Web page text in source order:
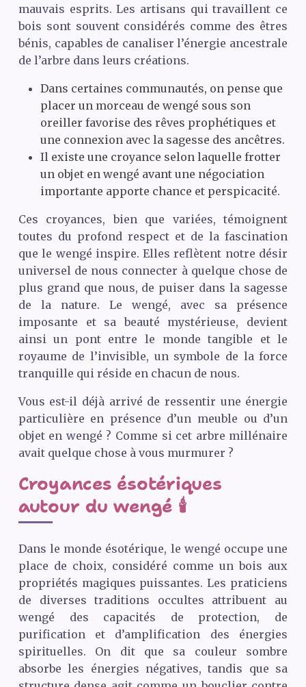
mauvais esprits. Les artisans qui travaillent ce
bois sont souvent considérés comme des êtres
bénis, capables de canaliser l’énergie ancestrale
de l’arbre dans leurs créations.
Dans certaines communautés, on pense que
placer un morceau de wengé sous son
oreiller favorise des rêves prophétiques et
une connexion avec la sagesse des ancêtres.
Il existe une croyance selon laquelle frotter
un objet en wengé avant une négociation
importante apporte chance et perspicacité.
Ces croyances, bien que variées, témoignent
toutes du profond respect et de la fascination
que le wengé inspire. Elles reflètent notre désir
universel de nous connecter à quelque chose de
plus grand que nous, de puiser dans la sagesse
de la nature. Le wengé, avec sa présence
imposante et sa beauté mystérieuse, devient
ainsi un pont entre le monde tangible et le
royaume de l’invisible, un symbole de la force
tranquille qui réside en chacun de nous.
Vous est-il déjà arrivé de ressentir une énergie
particulière en présence d’un meuble ou d’un
objet en wengé ? Comme si cet arbre millénaire
avait quelque chose à vous murmurer ?
Croyances ésotériques
autour du wengé 🕯️
Dans le monde ésotérique, le wengé occupe une
place de choix, considéré comme un bois aux
propriétés magiques puissantes. Les praticiens
de diverses traditions occultes attribuent au
wengé des capacités de protection, de
purification et d’amplification des énergies
spirituelles. On dit que sa couleur sombre
absorbe les énergies négatives, tandis que sa